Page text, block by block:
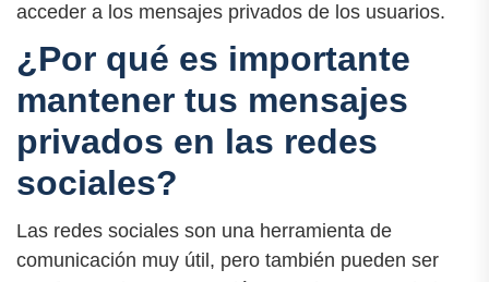
acceder a los mensajes privados de los usuarios.
¿Por qué es importante
mantener tus mensajes
privados en las redes
sociales?
Las redes sociales son una herramienta de
comunicación muy útil, pero también pueden ser